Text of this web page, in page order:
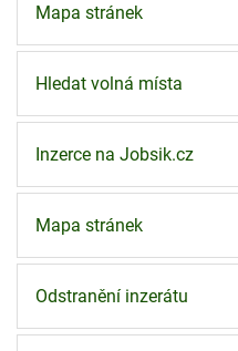
Mapa stránek
Hledat volná místa
Inzerce na Jobsik.cz
Mapa stránek
Odstranění inzerátu